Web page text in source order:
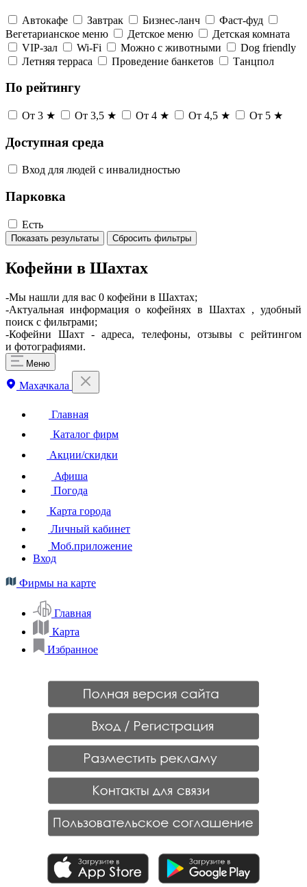
Автокафе Завтрак Бизнес-ланч
Фаст-фуд
Вегетарианское меню
Детское меню
Детская комната
VIP-зал
Wi-Fi Можно с животными
Dog friendly
Летняя терраса
Проведение банкетов Танцпол
По рейтингу
От 3 ★ От 3,5 ★ От 4 ★ От 4,5 ★ От 5 ★
Доступная среда
Вход для людей с инвалидностью
Парковка
Есть
Показать результаты Сбросить фильтры
Кофейни в Шахтах
-Мы нашли для вас 0 кофейни в Шахтах;
-Актуальная информация о кофейнях в Шахтах , удобный
поиск с фильтрами;
-Кофейни Шахт - адреса, телефоны, отзывы с рейтингом
и фотографиями.
Меню
Махачкала
Главная
Каталог фирм
Акции/скидки
Афиша
Погода
Карта города
Личный кабинет
Моб.приложение
Вход
Фирмы на карте
Главная
Карта
Избранное